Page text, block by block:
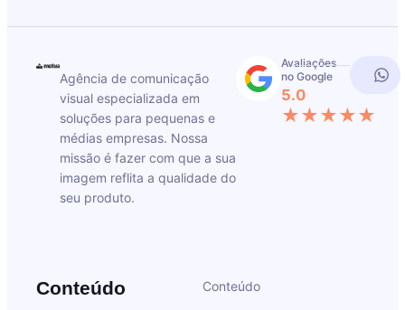
Agência de comunicação
visual especializada em
soluções para pequenas e
médias empresas. Nossa
missão é fazer com que a sua
imagem reflita a qualidade do
seu produto.
Avaliações
no Google
5.0
★★★★★
Conteúdo Conteúdo